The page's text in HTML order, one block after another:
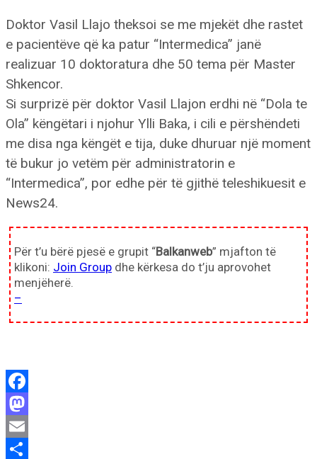
Doktor Vasil Llajo theksoi se me mjekët dhe rastet
e pacientëve që ka patur “Intermedica” janë
realizuar 10 doktoratura dhe 50 tema për Master
Shkencor.
Si surprizë për doktor Vasil Llajon erdhi në “Dola te
Ola” këngëtari i njohur Ylli Baka, i cili e përshëndeti
me disa nga këngët e tija, duke dhuruar një moment
të bukur jo vetëm për administratorin e
“Intermedica”, por edhe për të gjithë teleshikuesit e
News24.
Për t’u bërë pjesë e grupit “Balkanweb” mjafton të
klikoni: Join Group dhe kërkesa do t’ju aprovohet
menjëherë.
–
Facebook
Mastodon
Email